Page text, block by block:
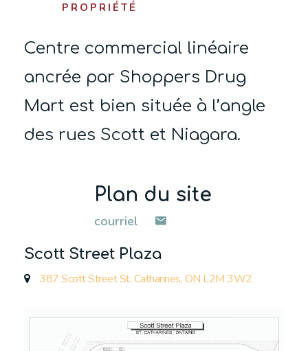
PROPRIÉTÉ
Centre commercial linéaire
ancrée par Shoppers Drug
Mart est bien située à l’angle
des rues Scott et Niagara.
Plan du site
courriel
Scott Street Plaza
387 Scott Street St. Catharines, ON L2M 3W2